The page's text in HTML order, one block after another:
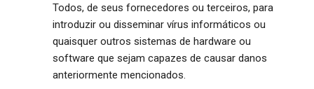
Todos, de seus fornecedores ou terceiros, para
introduzir ou disseminar vírus informáticos ou
quaisquer outros sistemas de hardware ou
software que sejam capazes de causar danos
anteriormente mencionados.